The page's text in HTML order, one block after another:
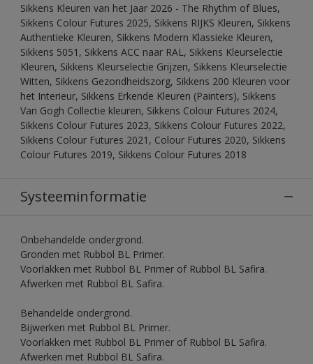
Sikkens Kleuren van het Jaar 2026 - The Rhythm of Blues,
Sikkens Colour Futures 2025, Sikkens RIJKS Kleuren, Sikkens
Authentieke Kleuren, Sikkens Modern Klassieke Kleuren,
Sikkens 5051, Sikkens ACC naar RAL, Sikkens Kleurselectie
Kleuren, Sikkens Kleurselectie Grijzen, Sikkens Kleurselectie
Witten, Sikkens Gezondheidszorg, Sikkens 200 Kleuren voor
het Interieur, Sikkens Erkende Kleuren (Painters), Sikkens
Van Gogh Collectie kleuren, Sikkens Colour Futures 2024,
Sikkens Colour Futures 2023, Sikkens Colour Futures 2022,
Sikkens Colour Futures 2021, Colour Futures 2020, Sikkens
Colour Futures 2019, Sikkens Colour Futures 2018
Systeeminformatie
Onbehandelde ondergrond.
Gronden met Rubbol BL Primer.
Voorlakken met Rubbol BL Primer of Rubbol BL Safira.
Afwerken met Rubbol BL Safira.
Behandelde ondergrond.
Bijwerken met Rubbol BL Primer.
Voorlakken met Rubbol BL Primer of Rubbol BL Safira.
Afwerken met Rubbol BL Safira.